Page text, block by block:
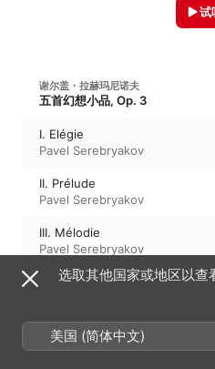
试
谢尔盖・拉赫玛尼诺夫
五首幻想小品, Op. 3
I. Elégie
Pavel Serebryakov
II. Prélude
Pavel Serebryakov
III. Mélodie
Pavel Serebryakov
III. Andante cantabile
选取其他国家或地区以查
美国 (简体中文)